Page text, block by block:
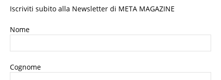
Iscriviti subito alla Newsletter di META MAGAZINE
Nome
Cognome